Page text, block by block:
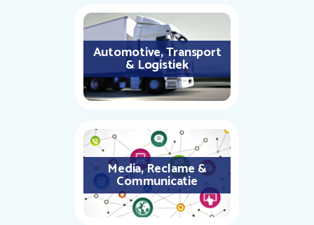
Automotive, Transport
& Logistiek
Media, Reclame &
Communicatie